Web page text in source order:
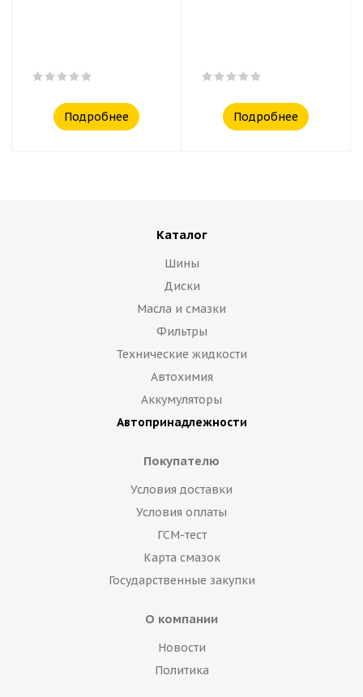
Подробнее Подробнее
Каталог
Шины
Диски
Масла и смазки
Фильтры
Технические жидкости
Автохимия
Аккумуляторы
Автопринадлежности
Покупателю
Условия доставки
Условия оплаты
ГСМ-тест
Карта смазок
Государственные закупки
О компании
Новости
Политика